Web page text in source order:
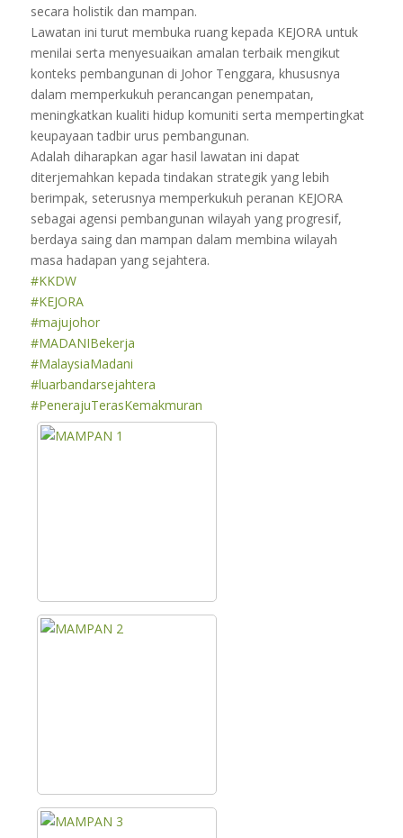
secara holistik dan mampan.
Lawatan ini turut membuka ruang kepada KEJORA untuk
menilai serta menyesuaikan amalan terbaik mengikut
konteks pembangunan di Johor Tenggara, khususnya
dalam memperkukuh perancangan penempatan,
meningkatkan kualiti hidup komuniti serta mempertingkat
keupayaan tadbir urus pembangunan.
Adalah diharapkan agar hasil lawatan ini dapat
diterjemahkan kepada tindakan strategik yang lebih
berimpak, seterusnya memperkukuh peranan KEJORA
sebagai agensi pembangunan wilayah yang progresif,
berdaya saing dan mampan dalam membina wilayah
masa hadapan yang sejahtera.
#KKDW
#KEJORA
#majujohor
#MADANIBekerja
#MalaysiaMadani
#luarbandarsejahtera
#PenerajuTerasKemakmuran